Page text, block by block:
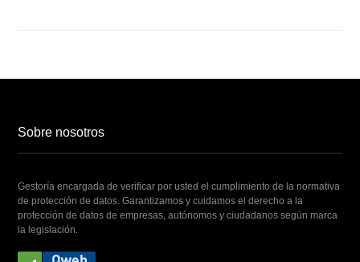
Sobre nosotros
Gestoría encargada de verificar por usted el cumplimiento de la normativa
de protección de datos. Garantizamos y cuidamos el derecho a la
protección de datos de empresas, autónomos y ciudadanos según marca
la legislación.